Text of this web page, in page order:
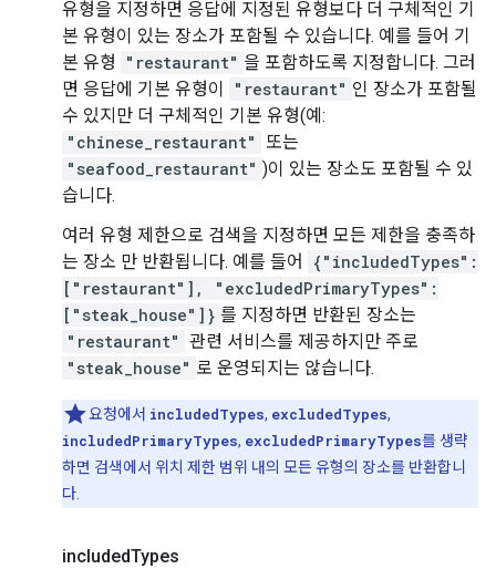
유형을 지정하면 응답에 지정된 유형보다 더 구체적인 기
본 유형이 있는 장소가 포함될 수 있습니다. 예를 들어 기
본 유형
"restaurant" 을 포함하도록 지정합니다. 그러
면 응답에 기본 유형이
"restaurant" 인 장소가 포함될
수 있지만 더 구체적인 기본 유형(예:
"chinese_restaurant"
또는
"seafood_restaurant" )이 있는 장소도 포함될 수 있
습니다.
여러 유형 제한으로 검색을 지정하면 모든 제한을 충족하
는 장소 만 반환됩니다. 예를 들어
{"includedTypes":
["restaurant"], "excludedPrimaryTypes":
["steak_house"]} 를 지정하면 반환된 장소는
"restaurant" 관련 서비스를 제공하지만 주로
"steak_house" 로 운영되지는 않습니다.
요청에서 includedTypes, excludedTypes,
includedPrimaryTypes, excludedPrimaryTypes를 생략
하면 검색에서 위치 제한 범위 내의 모든 유형의 장소를 반환합니
다.
includedTypes